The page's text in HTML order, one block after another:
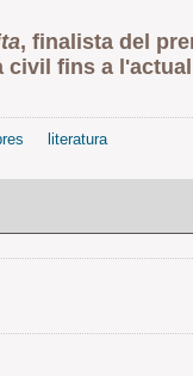
, finalista del
civil fins a
literatura